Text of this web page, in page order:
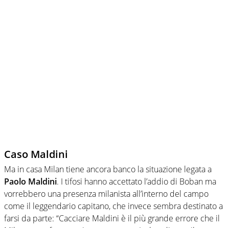
Caso Maldini
Ma in casa Milan tiene ancora banco la situazione legata a
Paolo Maldini. I tifosi hanno accettato l’addio di Boban ma
vorrebbero una presenza milanista all’interno del campo
come il leggendario capitano, che invece sembra destinato a
farsi da parte: “Cacciare Maldini è il più grande errore che il